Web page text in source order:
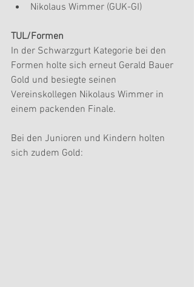
Nikolaus Wimmer (GUK-GI)
TUL/Formen
In der Schwarzgurt Kategorie bei den
Formen holte sich erneut Gerald Bauer
Gold und besiegte seinen
Vereinskollegen Nikolaus Wimmer in
einem packenden Finale.
Bei den Junioren und Kindern holten
sich zudem Gold: